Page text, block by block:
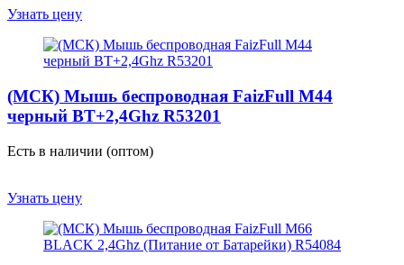
Узнать цену
(МСК) Мышь беспроводная FaizFull M44
черный BT+2,4Ghz R53201
Есть в наличии (оптом)
Узнать цену